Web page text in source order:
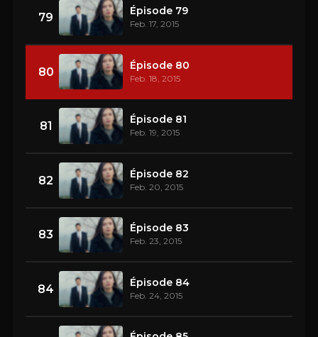
79 Épisode 79
Feb. 17, 2015
80 Épisode 80
Feb. 18, 2015
81 Épisode 81
Feb. 19, 2015
82 Épisode 82
Feb. 20, 2015
83 Épisode 83
Feb. 23, 2015
84 Épisode 84
Feb. 24, 2015